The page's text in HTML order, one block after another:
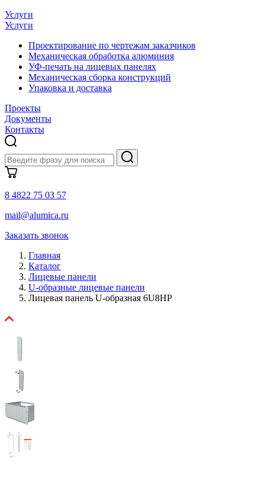
Услуги
Услуги
Проектирование по чертежам заказчиков
Механическая обработка алюминия
УФ-печать на лицевых панелях
Механическая сборка конструкций
Упаковка и доставка
Проекты
Документы
Контакты
8 4822 75 03 57
mail@alumica.ru
Заказать звонок
Главная
Каталог
Лицевые панели
U-образные лицевые панели
Лицевая панель U-образная 6U8HP